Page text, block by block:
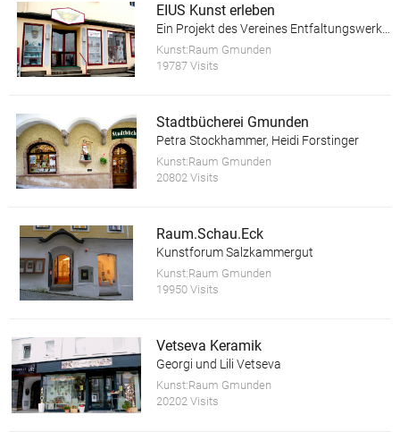
EIUS Kunst erleben
Ein Projekt des Vereines Entfaltungswerkstatt
Kunst:Raum Gmunden
19787 Visits
Stadtbücherei Gmunden
Petra Stockhammer, Heidi Forstinger
Kunst:Raum Gmunden
20802 Visits
Raum.Schau.Eck
Kunstforum Salzkammergut
Kunst:Raum Gmunden
19950 Visits
Vetseva Keramik
Georgi und Lili Vetseva
Kunst:Raum Gmunden
20202 Visits